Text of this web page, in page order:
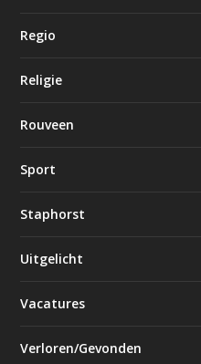
Regio
Religie
Rouveen
Sport
Staphorst
Uitgelicht
Vacatures
Verloren/Gevonden